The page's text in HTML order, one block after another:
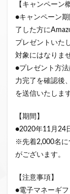
【キャンペーン
●キャンペーン
了した方に
プレゼントいた
対象にはなりま
●プレゼント方
力完了を確認後
を送信いたしま
【期間】
●2020年11月24
※先着2,000名に
がございます。
【注意事項】
●電子マネーギ